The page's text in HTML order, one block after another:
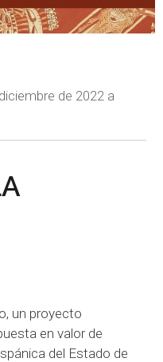
de 2022 a
un proyecto
en valor de
del Estado de